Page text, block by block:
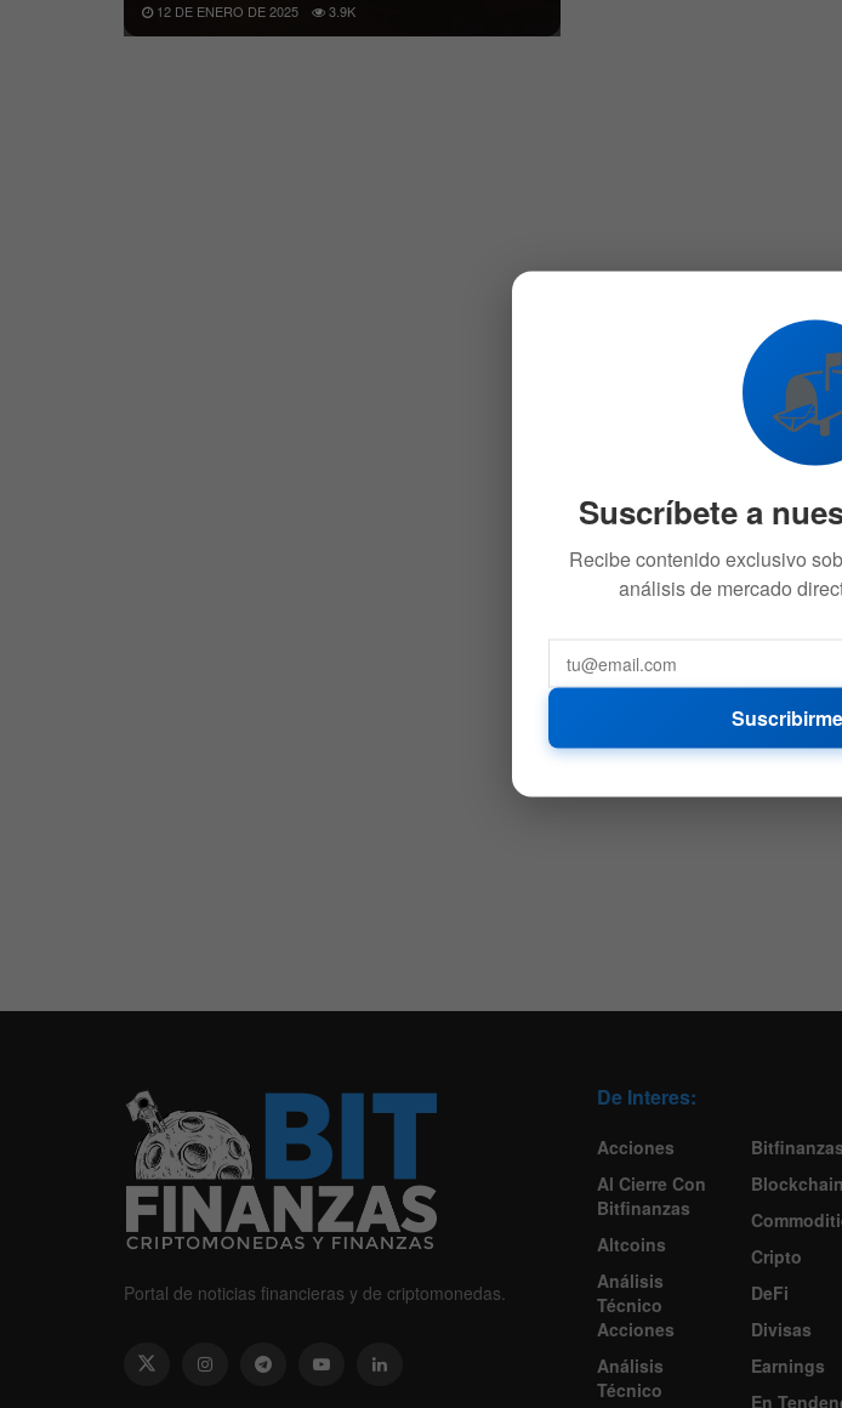
12 DE ENERO DE 2025 3.9K
Portal de noticias financieras y de criptomonedas.
De Interes:
Acciones
Al Cierre Con
Bitfinanzas
Altcoins
Análisis
Técnico
Acciones
Análisis
Técnico
Blockchain
Cripto
DeFi
Divisas
Earnings
En
Suscríbete a
Recibe contenido exclusivo
análisis de mercado